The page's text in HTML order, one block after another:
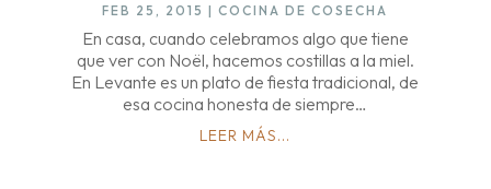
FEB 25, 2015 |COCINA DE COSECHA
En casa, cuando celebramos algo que tiene
que ver con Noël, hacemos costillas a la miel.
En Levante es un plato de fiesta tradicional, de
esa cocina honesta de siempre…
LEER MÁS...